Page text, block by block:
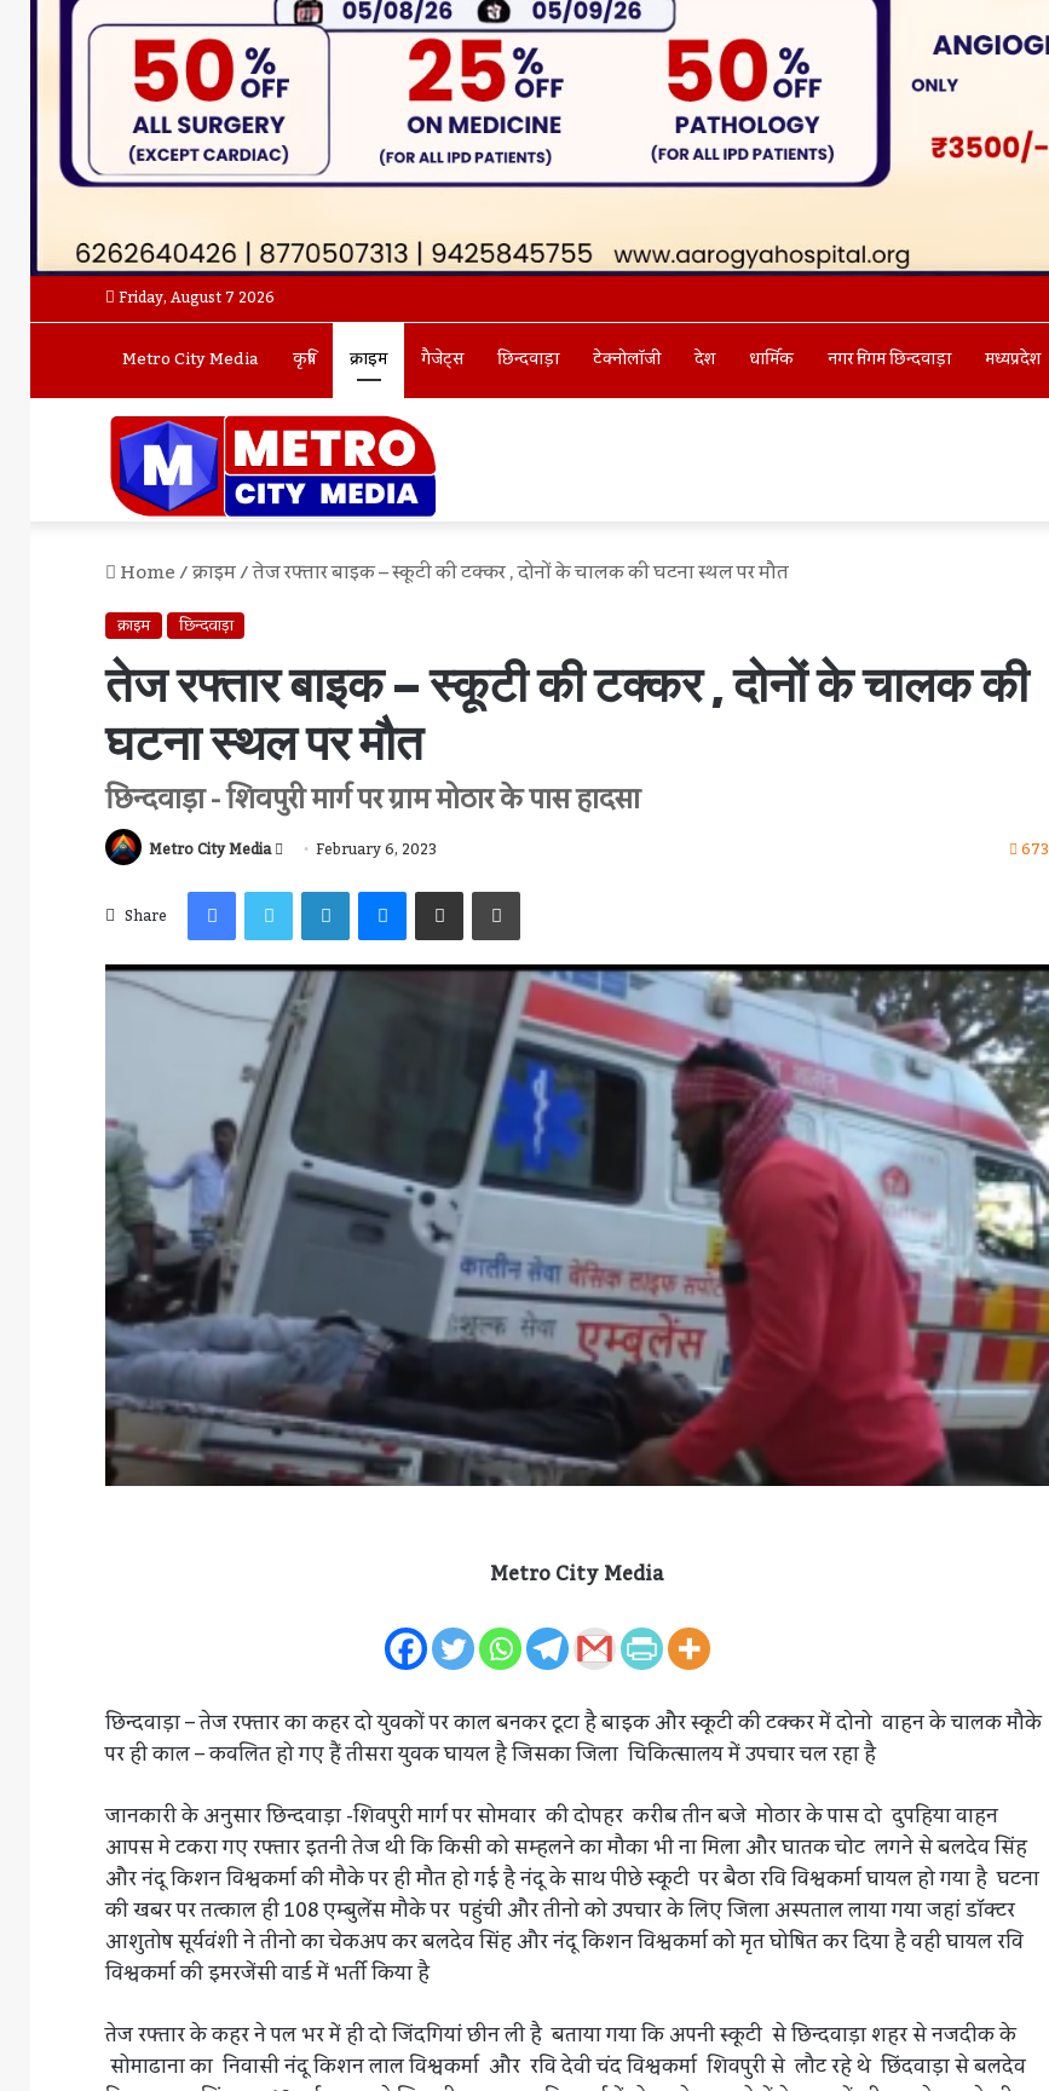
Friday, August 7 2026
Metro City Media कृषि क्राइम गैजेट्स छिन्दवाड़ा टेक्नोलॉजी देश धार्मिक नगर निगम छिन्दवाड़ा मध्यप्रदेश
Home/क्राइम/तेज रफ्तार बाइक – स्कूटी की टक्कर , दोनों के चालक की घटना स्थल पर मौत
क्राइम छिन्दवाड़ा
तेज रफ्तार बाइक – स्कूटी की टक्कर , दोनों के चालक की
घटना स्थल पर मौत
छिन्दवाड़ा - शिवपुरी मार्ग पर ग्राम मोठार के पास हादसा
Metro City Media
Send
Email
February 6, 2023 673
Share
FacebookTwitterLinkedInMessenger
Share Via EmailPrint
Metro City Media
छिन्दवाड़ा – तेज रफ्तार का कहर दो युवकों पर काल बनकर टूटा है बाइक और स्कूटी की टक्कर में दोनो वाहन के चालक मौके
पर ही काल – कवलित हो गए हैं तीसरा युवक घायल है जिसका जिला चिकित्सालय में उपचार चल रहा है
जानकारी के अनुसार छिन्दवाड़ा -शिवपुरी मार्ग पर सोमवार की दोपहर करीब तीन बजे मोठार के पास दो दुपहिया वाहन
आपस मे टकरा गए रफ्तार इतनी तेज थी कि किसी को सम्हलने का मौका भी ना मिला और घातक चोट लगने से बलदेव सिंह
और नंदू किशन विश्वकर्मा की मौके पर ही मौत हो गई है नंदू के साथ पीछे स्कूटी पर बैठा रवि विश्वकर्मा घायल हो गया है घटना
की खबर पर तत्काल ही 108 एम्बुलेंस मौके पर पहुंची और तीनो को उपचार के लिए जिला अस्पताल लाया गया जहां डॉक्टर
आशुतोष सूर्यवंशी ने तीनो का चेकअप कर बलदेव सिंह और नंदू किशन विश्वकर्मा को मृत घोषित कर दिया है वही घायल रवि
विश्वकर्मा की इमरजेंसी वार्ड में भर्ती किया है
तेज रफ्तार के कहर ने पल भर में ही दो जिंदगियां छीन ली है बताया गया कि अपनी स्कूटी से छिन्दवाड़ा शहर से नजदीक के
सोमाढाना का निवासी नंदू किशन लाल विश्वकर्मा और रवि देवी चंद विश्वकर्मा शिवपुरी से लौट रहे थे छिंदवाड़ा से बलदेव